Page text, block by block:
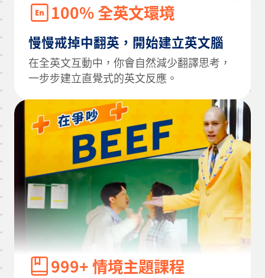
100% 全英文環境
慢慢戒掉中翻英，開始建立英文腦
在全英文互動中，你會自然減少翻譯思考，
一步步建立直覺式的英文反應。
999+ 情境主題課程